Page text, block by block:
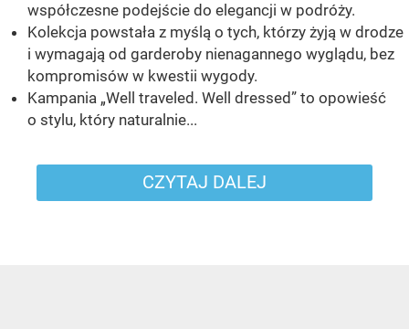
współczesne podejście do elegancji w podróży.
Kolekcja powstała z myślą o tych, którzy żyją w drodze
i wymagają od garderoby nienagannego wyglądu, bez
kompromisów w kwestii wygody.
Kampania „Well traveled. Well dressed” to opowieść
o stylu, który naturalnie...
CZYTAJ DALEJ